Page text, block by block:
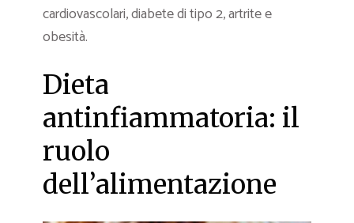
cardiovascolari, diabete di tipo 2, artrite e
obesità.
Dieta
antinfiammatoria: il
ruolo
dell’alimentazione